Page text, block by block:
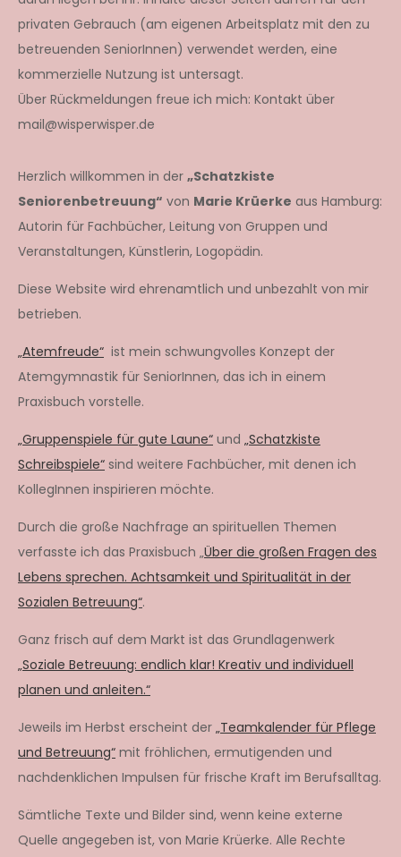
privaten Gebrauch (am eigenen Arbeitsplatz mit den zu
betreuenden SeniorInnen) verwendet werden, eine
kommerzielle Nutzung ist untersagt.
Über Rückmeldungen freue ich mich: Kontakt über
mail@wisperwisper.de
Herzlich willkommen in der „Schatzkiste
Seniorenbetreuung“ von Marie Krüerke aus Hamburg:
Autorin für Fachbücher, Leitung von Gruppen und
Veranstaltungen, Künstlerin, Logopädin.
Diese Website wird ehrenamtlich und unbezahlt von mir
betrieben.
„Atemfreude“ ist mein schwungvolles Konzept der
Atemgymnastik für SeniorInnen, das ich in einem
Praxisbuch vorstelle.
„Gruppenspiele für gute Laune“ und „Schatzkiste
Schreibspiele“ sind weitere Fachbücher, mit denen ich
KollegInnen inspirieren möchte.
Durch die große Nachfrage an spirituellen Themen
verfasste ich das Praxisbuch „Über die großen Fragen des
Lebens sprechen. Achtsamkeit und Spiritualität in der
Sozialen Betreuung“.
Ganz frisch auf dem Markt ist das Grundlagenwerk
„Soziale Betreuung: endlich klar! Kreativ und individuell
planen und anleiten.“
Jeweils im Herbst erscheint der „Teamkalender für Pflege
und Betreuung“ mit fröhlichen, ermutigenden und
nachdenklichen Impulsen für frische Kraft im Berufsalltag.
Sämtliche Texte und Bilder sind, wenn keine externe
Quelle angegeben ist, von Marie Krüerke. Alle Rechte